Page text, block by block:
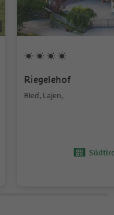
Riegelehof
Ried, Lajen,